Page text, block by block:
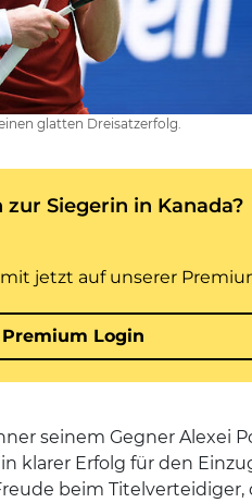
glatten Dreisatzerfolg.
seinem Gegner Alexei
klarer Erfolg für den
beim Titelverteidiger,